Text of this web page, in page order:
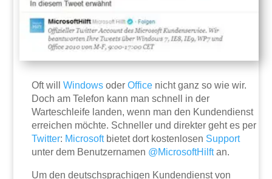
Oft willWindows oderOffice nicht ganz so wie wir.
Doch am Telefon kann man schnell in der
Warteschleife landen, wenn man den Kundendienst
erreichen möchte. Schneller und direkter geht es per
Twitter: Microsoftbietet dort kostenlosen Support
unter dem Benutzernamen @MicrosoftHilftan.
Um den deutschsprachigen Kundendienst von